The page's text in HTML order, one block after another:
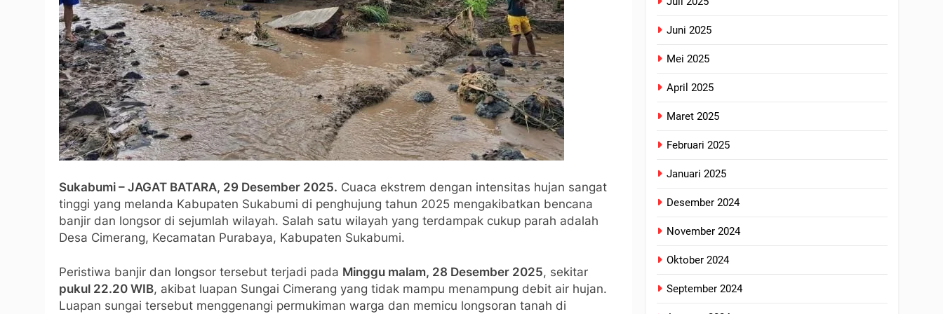
Sukabumi – JAGAT BATARA, 29 Desember 2025. Cuaca ekstrem dengan intensitas hujan sangat
tinggi yang melanda Kabupaten Sukabumi di penghujung tahun 2025 mengakibatkan bencana
banjir dan longsor di sejumlah wilayah. Salah satu wilayah yang terdampak cukup parah adalah
Desa Cimerang, Kecamatan Purabaya, Kabupaten Sukabumi.
Peristiwa banjir dan longsor tersebut terjadi pada Minggu malam, 28 Desember 2025, sekitar
pukul 22.20 WIB, akibat luapan Sungai Cimerang yang tidak mampu menampung debit air hujan.
Luapan sungai tersebut menggenangi permukiman warga dan memicu longsoran tanah di
Juni 2025
Mei 2025
April 2025
Maret 2025
Februari 2025
Januari 2025
Desember 2024
November 2024
Oktober 2024
September 2024